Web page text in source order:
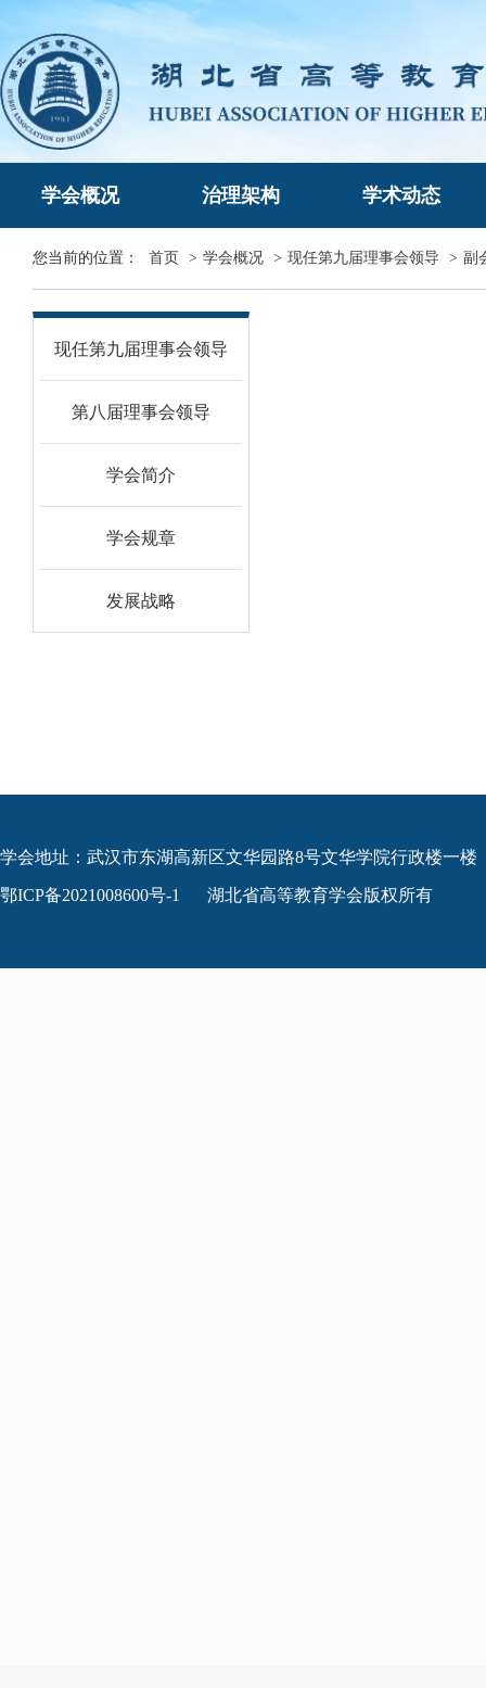
学会概况 治理架构 学术动态
您当前的位置： 首页 > 学会概况 > 现任第九届理事会领导 > 副
现任第九届理事会领导
第八届理事会领导
学会简介
学会规章
发展战略
学会地址：武汉市东湖高新区文华园路8号文华学院行政楼一楼
鄂ICP备2021008600号-1 湖北省高等教育学会版权所有